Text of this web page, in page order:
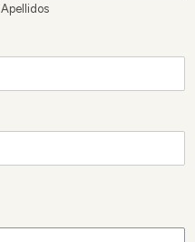
Apellidos